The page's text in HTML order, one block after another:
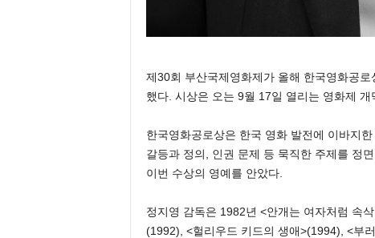
제30회 부산국제영화제가 올해 한국영화공
했다. 시상은 오는 9월 17일 열리는 영화제 개
한국영화공로상은 한국 영화 발전에 이바지
갈등과 정의, 인권 문제 등 묵직한 주제를 정
이번 수상의 영예를 안았다.
정지영 감독은 1982년 <안개는 여자처럼 속
(1992), <헐리우드 키드의 생애>(1994), <부